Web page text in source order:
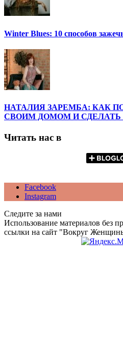
Winter Blues: 10 способов
НАТАЛИЯ ЗАРЕМБА: КАК
СВОИМ ДОМОМ И
Читать нас в
Facebook
Instagram
Следите за нами
Использование материалов без
ссылки на сайт "Вокруг